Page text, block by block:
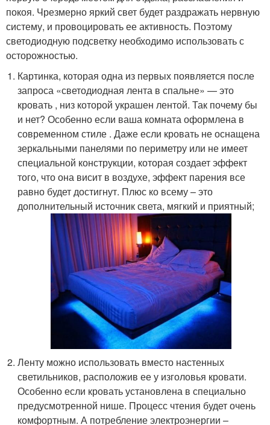
покоя. Чрезмерно яркий свет будет раздражать нервную
систему, и провоцировать ее активность. Поэтому
светодиодную подсветку необходимо использовать с
осторожностью.
Картинка, которая одна из первых появляется после
запроса «светодиодная лента в спальне» — это
кровать , низ которой украшен лентой. Так почему бы
и нет? Особенно если ваша комната оформлена в
современном стиле . Даже если кровать не оснащена
зеркальными панелями по периметру или не имеет
специальной конструкции, которая создает эффект
того, что она висит в воздухе, эффект парения все
равно будет достигнут. Плюс ко всему – это
дополнительный источник света, мягкий и приятный;
Ленту можно использовать вместо настенных
светильников, расположив ее у изголовья кровати.
Особенно если кровать установлена в специально
предусмотренной нише. Процесс чтения будет очень
комфортным. А потребление электроэнергии –